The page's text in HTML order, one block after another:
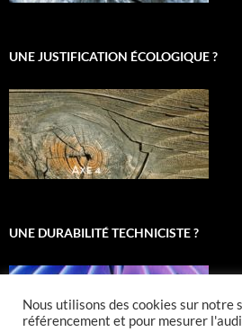
UNE JUSTIFICATION ÉCOLOGIQUE ?
UNE DURABILITÉ TECHNICISTE ?
Nous utilisons des cookies sur notre
référencement et pour mesurer